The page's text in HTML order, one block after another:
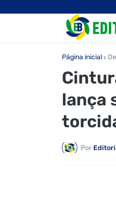
Página inicial
lança
Por